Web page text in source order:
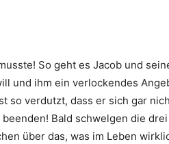
So geht es Jacob und
und ihm ein verlockendes
so verdutzt, dass er sich gar
Bald schwelgen die
über das, was im Leben